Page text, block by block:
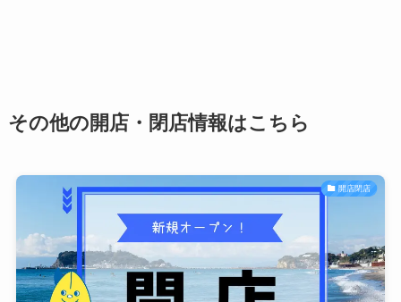
その他の開店・閉店情報はこちら
開店閉店